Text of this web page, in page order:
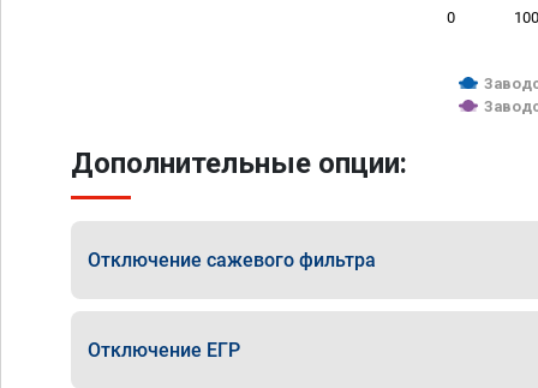
0
Дополнительные опции:
Отключение сажевого фильтра
Отключение ЕГР